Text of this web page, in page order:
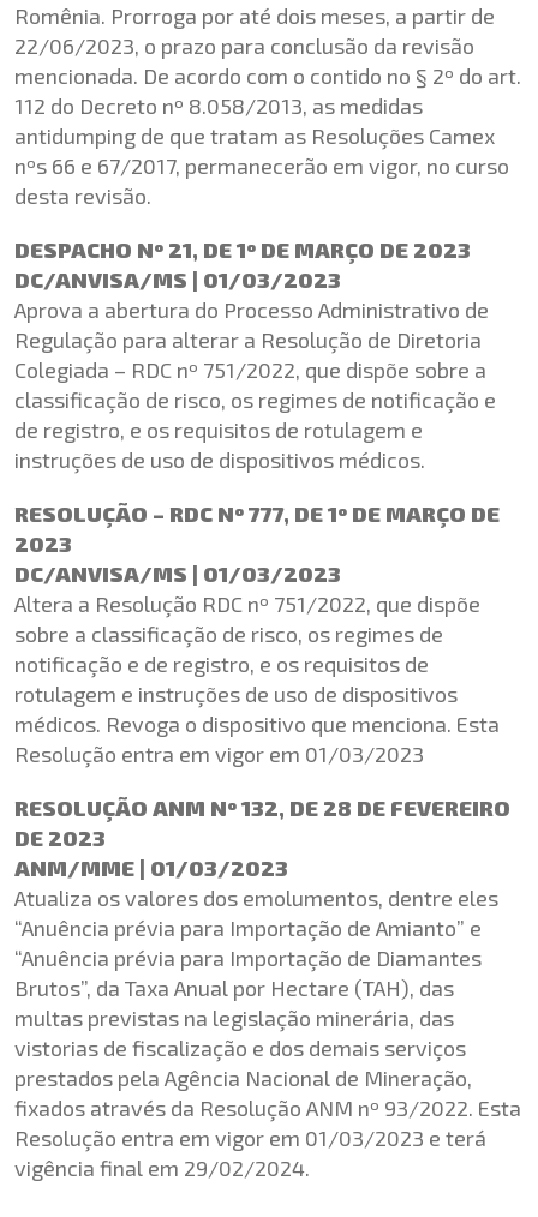
Romênia. Prorroga por até dois meses, a partir de
22/06/2023, o prazo para conclusão da revisão
mencionada. De acordo com o contido no § 2º do art.
112 do Decreto nº 8.058/2013, as medidas
antidumping de que tratam as Resoluções Camex
nºs 66 e 67/2017, permanecerão em vigor, no curso
desta revisão.
DESPACHO Nº 21, DE 1º DE MARÇO DE 2023
DC/ANVISA/MS | 01/03/2023
Aprova a abertura do Processo Administrativo de
Regulação para alterar a Resolução de Diretoria
Colegiada – RDC nº 751/2022, que dispõe sobre a
classificação de risco, os regimes de notificação e
de registro, e os requisitos de rotulagem e
instruções de uso de dispositivos médicos.
RESOLUÇÃO – RDC Nº 777, DE 1º DE MARÇO DE
2023
DC/ANVISA/MS | 01/03/2023
Altera a Resolução RDC nº 751/2022, que dispõe
sobre a classificação de risco, os regimes de
notificação e de registro, e os requisitos de
rotulagem e instruções de uso de dispositivos
médicos. Revoga o dispositivo que menciona. Esta
Resolução entra em vigor em 01/03/2023
RESOLUÇÃO ANM Nº 132, DE 28 DE FEVEREIRO
DE 2023
ANM/MME | 01/03/2023
Atualiza os valores dos emolumentos, dentre eles
“Anuência prévia para Importação de Amianto” e
“Anuência prévia para Importação de Diamantes
Brutos”, da Taxa Anual por Hectare (TAH), das
multas previstas na legislação minerária, das
vistorias de fiscalização e dos demais serviços
prestados pela Agência Nacional de Mineração,
fixados através da Resolução ANM nº 93/2022. Esta
Resolução entra em vigor em 01/03/2023 e terá
vigência final em 29/02/2024.